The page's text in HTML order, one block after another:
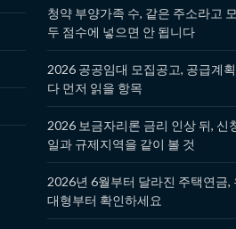
청약 부양가족 수, 같은 주소라고 모
두 점수에 넣으면 안 됩니다
2026 공공임대 모집공고, 공급계
다 먼저 읽을 항목
2026 보금자리론 금리 인상 뒤, 신
일과 규제지역을 같이 볼 것
2026년 6월부터 달라진 주택연금,
대형부터 확인하세요